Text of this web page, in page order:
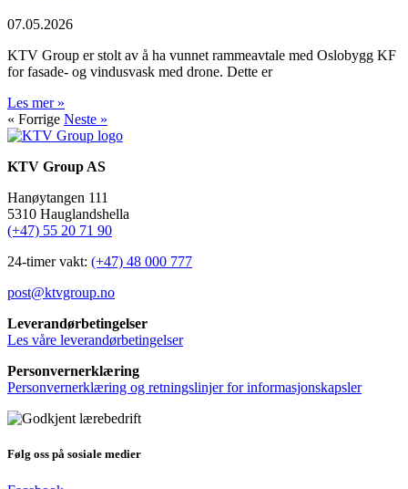
07.05.2026
KTV Group er stolt av å ha vunnet rammeavtale med Oslobygg KF
for fasade- og vindusvask med drone. Dette er
Les mer »
« Forrige Neste »
KTV Group AS
Hanøytangen 111
5310 Hauglandshella
(+47) 55 20 71 90
24-timer vakt: (+47) 48 000 777
post@ktvgroup.no
Leverandørbetingelser
Les våre leverandørbetingelser
Personvernerklæring
Personvernerklæring og retningslinjer for informasjonskapsler
Følg oss på sosiale medier